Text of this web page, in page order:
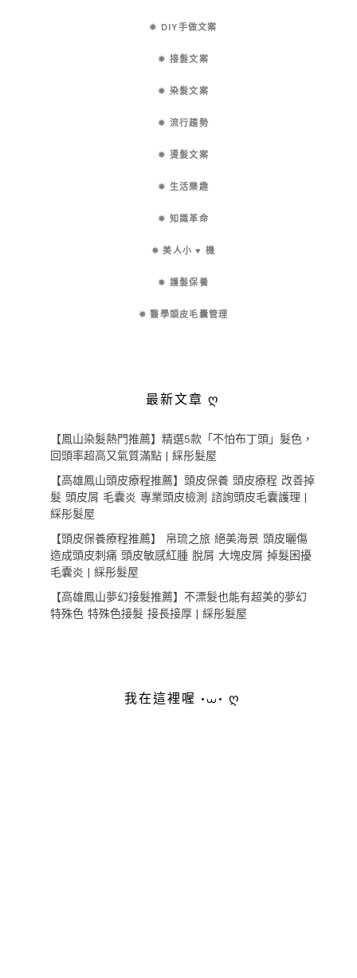
✵ DIY手做文案
✵ 接髮文案
✵ 染髮文案
✵ 流行趨勢
✵ 燙髮文案
✵ 生活樂趣
✵ 知識革命
✵ 美人小 ♥ 機
✵ 護髮保養
✵ 醫學頭皮毛囊管理
最新文章 ღ
【鳳山染髮熱門推薦】精選5款「不怕布丁頭」髮色，
回頭率超高又氣質滿點 | 綵彤髮屋
【高雄鳳山頭皮療程推薦】頭皮保養 頭皮療程 改善掉
髮 頭皮屑 毛囊炎 專業頭皮檢測 諮詢頭皮毛囊護理 |
綵彤髮屋
【頭皮保養療程推薦】 帛琉之旅 絕美海景 頭皮曬傷
造成頭皮刺痛 頭皮敏感紅腫 脫屑 大塊皮屑 掉髮困擾
毛囊炎 | 綵彤髮屋
【高雄鳳山夢幻接髮推薦】不漂髮也能有超美的夢幻
特殊色 特殊色接髮 接長接厚 | 綵彤髮屋
我在這裡喔 •⩊• ღ